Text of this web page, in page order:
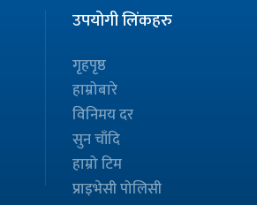
उपयोगी लिंकहरु
गृहपृष्ठ
हाम्रोबारे
विनिमय दर
सुन चाँदि
हाम्रो टिम
प्राइभेसी पोलिसी